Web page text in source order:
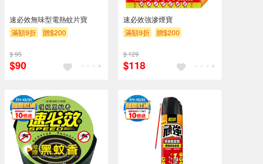
速必效無味型電熱蚊片寶
滿額9折
贈$200
$ 95
$90
速必效強滲煙寶
滿額9折
贈$200
$ 129
$118